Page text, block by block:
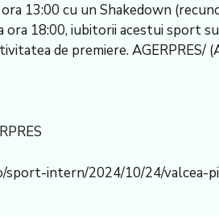
13:00 cu un Shakedown
ora 18:00, iubitorii acestui sport
de premiere.
sport-intern/2024/10/24/